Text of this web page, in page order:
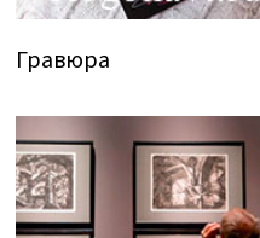
Гравюра